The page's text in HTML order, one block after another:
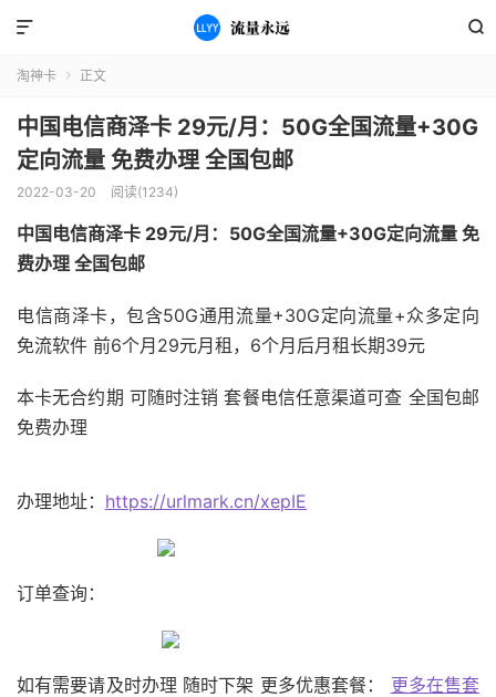


淘神卡  正文
中国电信商泽卡 29元/月：50G全国流量+30G
定向流量 免费办理 全国包邮
2022-03-20 阅读(1234)
中国电信商泽卡 29元/月：50G全国流量+30G定向流量 免
费办理 全国包邮
电信商泽卡，包含50G通用流量+30G定向流量+众多定向
免流软件 前6个月29元月租，6个月后月租长期39元
本卡无合约期 可随时注销 套餐电信任意渠道可查 全国包邮
免费办理
办理地址： https://urlmark.cn/xepIE
订单查询：
如有需要请及时办理 随时下架 更多优惠套餐： 更多在售套